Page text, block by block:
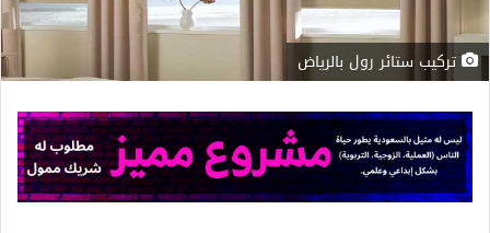
تركيب ستائر رول بالرياض